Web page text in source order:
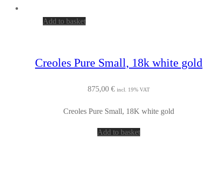
Add to basket
Creoles Pure Small, 18k white gold
875,00 € incl. 19% VAT
Creoles Pure Small, 18K white gold
Add to basket